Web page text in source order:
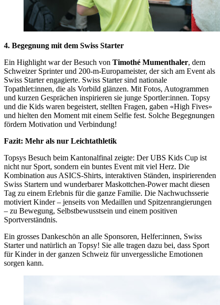
4. Begegnung mit dem Swiss Starter
Ein Highlight war der Besuch von Timothé Mumenthaler, dem
Schweizer Sprinter und 200-m-Europameister, der sich am Event als
Swiss Starter engagierte. Swiss Starter sind nationale
Topathlet:innen, die als Vorbild glänzen. Mit Fotos, Autogrammen
und kurzen Gesprächen inspirieren sie junge Sportler:innen. Topsy
und die Kids waren begeistert, stellten Fragen, gaben «High Fives»
und hielten den Moment mit einem Selfie fest. Solche Begegnungen
fördern Motivation und Verbindung!
Fazit: Mehr als nur Leichtathletik
Topsys Besuch beim Kantonalfinal zeigte: Der UBS Kids Cup ist
nicht nur Sport, sondern ein buntes Event mit viel Herz. Die
Kombination aus ASICS‑Shirts, interaktiven Ständen, inspirierenden
Swiss Startern und wunderbarer Maskottchen-Power macht diesen
Tag zu einem Erlebnis für die ganze Familie. Die Nachwuchsserie
motiviert Kinder – jenseits von Medaillen und Spitzenrangierungen
– zu Bewegung, Selbstbewusstsein und einem positiven
Sportverständnis.
Ein grosses Dankeschön an alle Sponsoren, Helfer:innen, Swiss
Starter und natürlich an Topsy! Sie alle tragen dazu bei, dass Sport
für Kinder in der ganzen Schweiz für unvergessliche Emotionen
sorgen kann.